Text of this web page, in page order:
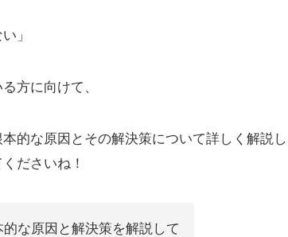
」
方に向けて、
的な原因とその解決策について詳しく解説し
ださいね！
な原因と解決策を解説して